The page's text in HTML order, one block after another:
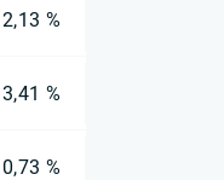
2,13 %
3,41 %
0,73 %